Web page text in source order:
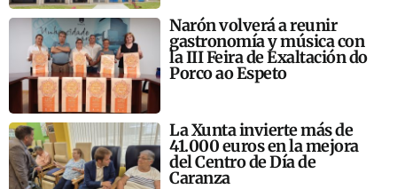
Narón volverá a reunir
gastronomía y música con
la III Feira de Exaltación do
Porco ao Espeto
La Xunta invierte más de
41.000 euros en la mejora
del Centro de Día de
Caranza